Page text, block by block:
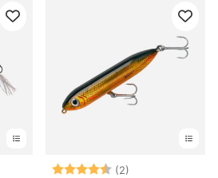
5 SternenBewertung:(2)